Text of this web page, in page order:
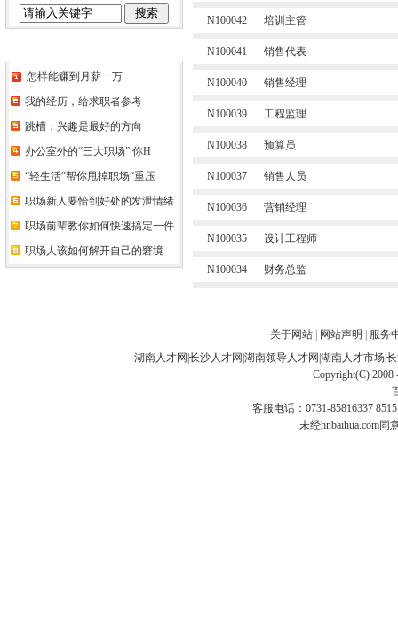
怎样能赚到月薪一万
我的经历，给求职者参考
跳槽：兴趣是最好的方向
办公室外的“三大职场” 你H
“轻生活”帮你甩掉职场“重压
职场新人要恰到好处的发泄情绪
职场前辈教你如何快速搞定一件
职场人该如何解开自己的窘境
N100042 培训主管
N100041 销售代表
N100040 销售经理
N100039 工程监理
N100038 预算员
N100037 销售人员
N100036 营销经理
N100035 设计工程师
N100034 财务总监
关于网站 网站声明
服务
湖南人才网 长沙人才网 湖南领导人才网 湖南人才市场
Copyright(C) 2008
客服电话：0731-85816337
未经hnbaihua.com